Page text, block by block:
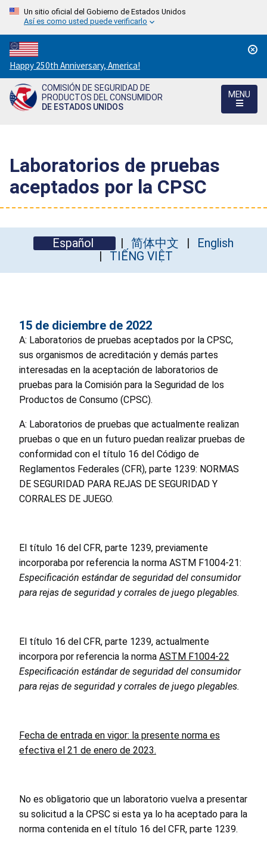
Un sitio oficial del Gobierno de Estados Unidos
Así es como usted puede verificarlo
Countdown
to
America's
250th
Happy 250th Anniversary, America!
COMISIÓN DE SEGURIDAD DE
PRODUCTOS DEL CONSUMIDOR
DE ESTADOS UNIDOS
MENU
Laboratorios de pruebas
aceptados por la CPSC
Español 简体中文
English
TIẾNG VIỆT
15 de diciembre de 2022
A: Laboratorios de pruebas aceptados por la CPSC,
sus organismos de acreditación y demás partes
interesadas en la aceptación de laboratorios de
pruebas para la Comisión para la Seguridad de los
Productos de Consumo (CPSC).
A: Laboratorios de pruebas que actualmente realizan
pruebas o que en un futuro puedan realizar pruebas de
conformidad con el título 16 del Código de
Reglamentos Federales (CFR), parte 1239: NORMAS
DE SEGURIDAD PARA REJAS DE SEGURIDAD Y
CORRALES DE JUEGO.
El título 16 del CFR, parte 1239, previamente
incorporaba por referencia la norma ASTM F1004-21:
Especificación estándar de seguridad del consumidor
para rejas de seguridad y corrales de juego plegables.
El título 16 del CFR, parte 1239, actualmente
incorpora por referencia la norma ASTM F1004-22
Especificación estándar de seguridad del consumidor
para rejas de seguridad y corrales de juego plegables.
Fecha de entrada en vigor: la presente norma es
efectiva el 21 de enero de 2023.
No es obligatorio que un laboratorio vuelva a presentar
su solicitud a la CPSC si esta ya lo ha aceptado para la
norma contenida en el título 16 del CFR, parte 1239.